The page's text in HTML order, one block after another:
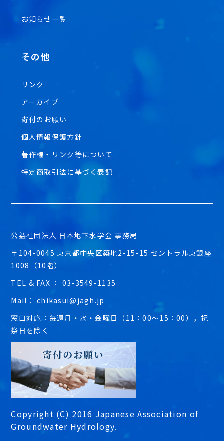
お知らせ一覧
その他
リンク
アーカイブ
寄付のお願い
個人情報保護方針
著作権・リンク等について
特定商取引法に基づく表記
公益社団法人 日本地下水学会 事務局
〒104-0045 東京都中央区築地2-15-15 セントラル東銀座
1008（10階）
TEL & FAX ： 03-3549-1135
Mail： chikasui@jagh.jp
窓口対応：毎週月・水・金曜日（11：00～15：00），祝
祭日を除く
Copyright (C) 2016 Japanese Association of
Groundwater Hydrology.